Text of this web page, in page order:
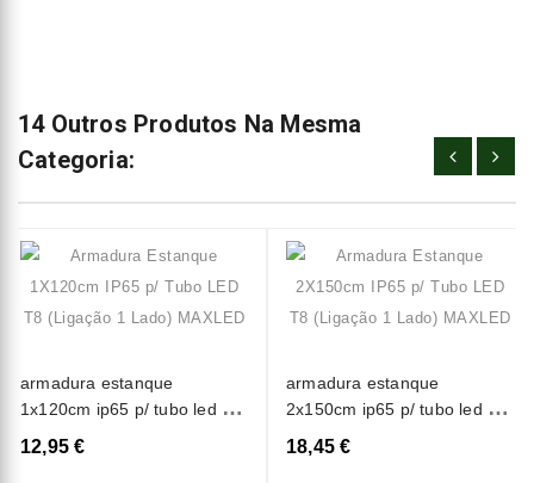
14 Outros Produtos Na Mesma
Categoria:
armadura estanque
1x120cm ip65 p/ tubo led t8
(ligação 1 lado) maxled
12,95 €
armadura estanque
2x150cm ip65 p/ tubo led t8
(ligação 1 lado) maxled
18,45 €